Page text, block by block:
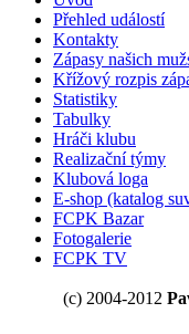
Přehled událostí
Kontakty
Zápasy našich
Křížový rozpis
Statistiky
Tabulky
Hráči klubu
Realizační týmy
Klubová loga
E-shop (katalog
FCPK Bazar
Fotogalerie
FCPK TV
(c) 2004-2012